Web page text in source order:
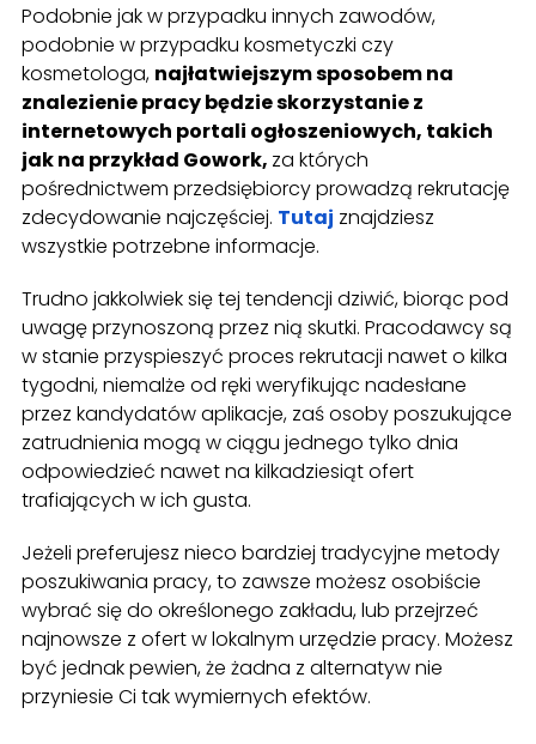
Podobnie jak w przypadku innych zawodów,
podobnie w przypadku kosmetyczki czy
kosmetologa, najłatwiejszym sposobem na
znalezienie pracy będzie skorzystanie z
internetowych portali ogłoszeniowych, takich
jak na przykład Gowork, za których
pośrednictwem przedsiębiorcy prowadzą rekrutację
zdecydowanie najczęściej. Tutaj znajdziesz
wszystkie potrzebne informacje.
Trudno jakkolwiek się tej tendencji dziwić, biorąc pod
uwagę przynoszoną przez nią skutki. Pracodawcy są
w stanie przyspieszyć proces rekrutacji nawet o kilka
tygodni, niemalże od ręki weryfikując nadesłane
przez kandydatów aplikacje, zaś osoby poszukujące
zatrudnienia mogą w ciągu jednego tylko dnia
odpowiedzieć nawet na kilkadziesiąt ofert
trafiających w ich gusta.
Jeżeli preferujesz nieco bardziej tradycyjne metody
poszukiwania pracy, to zawsze możesz osobiście
wybrać się do określonego zakładu, lub przejrzeć
najnowsze z ofert w lokalnym urzędzie pracy. Możesz
być jednak pewien, że żadna z alternatyw nie
przyniesie Ci tak wymiernych efektów.